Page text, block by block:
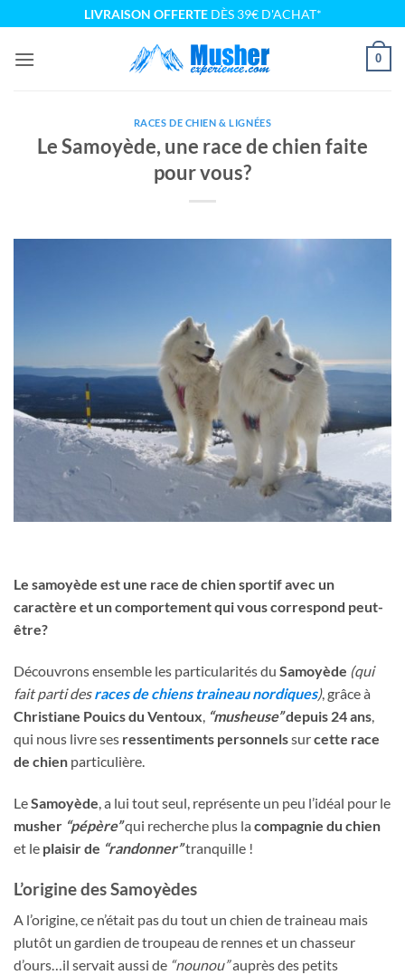
au
contenu
LIVRAISON OFFERTEDÈS 39€ D'ACHAT*
0
RACES DE CHIEN & LIGNÉES
Le Samoyède, une race de chien faite
pour vous?
Le samoyède est une race de chien sportif avec un
caractère et un comportement qui vous correspond peut-
être?
Découvrons ensemble les particularités du Samoyède (qui
fait parti desraces de chiens traineau nordiques), grâce à
Christiane Pouics du Ventoux, “musheuse”depuis 24 ans,
qui nous livre ses ressentiments personnelssurcette race
de chien particulière.
LeSamoyède, a lui tout seul, représente un peu l’idéal pour le
musher “pépère”qui recherche plus la compagnie du chien
et le plaisir de “randonner”tranquille !
L’origine des Samoyèdes
A l’origine, ce n’était pas du tout un chien de traineau mais
plutôt un gardien de troupeau de rennes et un chasseur
d’ours…il servait aussi de “nounou”auprès des petits